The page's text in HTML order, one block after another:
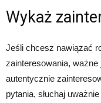
Wykaż
Jeśli chcesz nawiązać
zainteresowania,
autentycznie
pytania, słuchaj